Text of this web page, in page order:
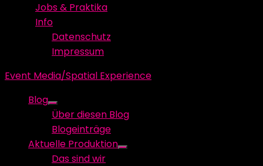
Jobs & Praktika
Info
Datenschutz
Impressum
Event Media/Spatial Experience
Blog
Show
sub
menu
Über diesen Blog
Blogeinträge
Aktuelle Produktion
Show
Das sind wir